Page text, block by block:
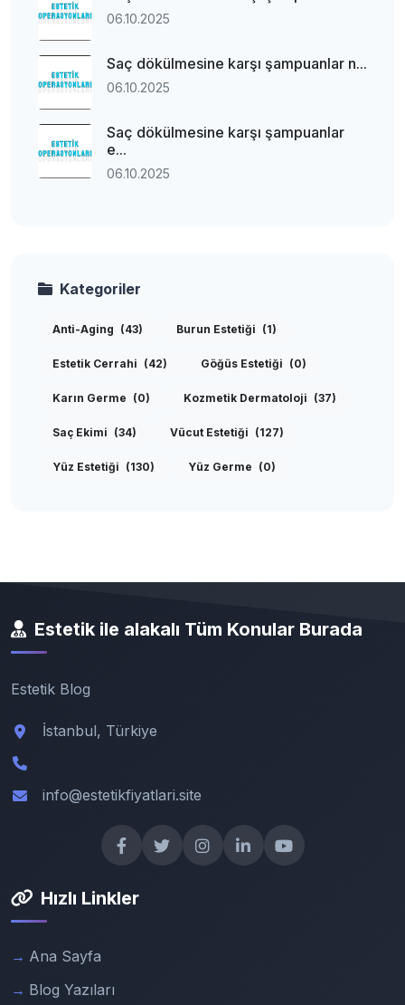
06.10.2025
Saç dökülmesine karşı şampuanlar n...
06.10.2025
Saç dökülmesine karşı şampuanlar
e...
06.10.2025
Kategoriler
Anti-Aging (43) Burun Estetiği (1)
Estetik Cerrahi (42) Göğüs Estetiği (0)
Karın Germe (0) Kozmetik Dermatoloji (37)
Saç Ekimi (34) Vücut Estetiği (127)
Yüz Estetiği (130) Yüz Germe (0)
Estetik ile alakalı Tüm Konular Burada
Estetik Blog
İstanbul, Türkiye
info@estetikfiyatlari.site
Hızlı Linkler
Ana Sayfa
Blog Yazıları